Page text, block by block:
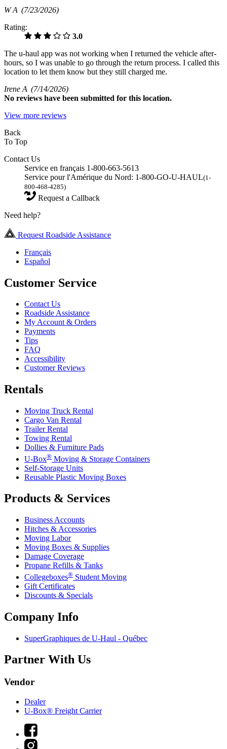
W A (7/23/2026)
Rating:
3.0
The u-haul app was not working when I returned the vehicle after-
hours, so I was unable to go through the return process. I called this
location to let them know but they still charged me.
Irene A (7/14/2026)
No reviews have been submitted for this location.
View more reviews
Back
To Top
Contact Us
Service en français 1-800-663-5613
Service pour l'Amérique du Nord: 1-800-GO-U-HAUL(1-
800-468-4285)
Request a Callback
Need help?
Request Roadside Assistance
Français
Español
Customer Service
Contact Us
Roadside Assistance
My Account & Orders
Payments
Tips
FAQ
Accessibility
Customer Reviews
Rentals
Moving Truck Rental
Cargo Van Rental
Trailer Rental
Towing Rental
Dollies & Furniture Pads
U-Box® Moving & Storage Containers
Self-Storage Units
Reusable Plastic Moving Boxes
Products & Services
Business Accounts
Hitches & Accessories
Moving Labor
Moving Boxes & Supplies
Damage Coverage
Propane Refills & Tanks
Collegeboxes® Student Moving
Gift Certificates
Discounts & Specials
Company Info
SuperGraphiques de U-Haul - Québec
Partner With Us
Vendor
Dealer
U-Box® Freight Carrier